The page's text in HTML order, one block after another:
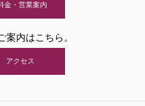
金・営業案内
案内はこちら。
アクセス